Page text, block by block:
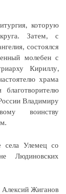
которую
Затем, с
состоялся
молебен с
Кириллу,
храма
Владимиру
воинству
села Улемец со
Людиновских
Жиганов